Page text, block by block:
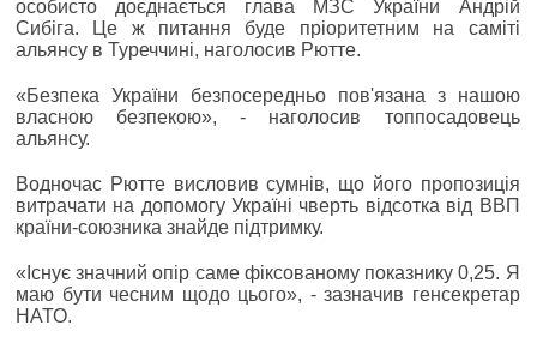
особисто доєднається глава МЗС України Андрій
Сибіга. Це ж питання буде пріоритетним на саміті
альянсу в Туреччині, наголосив Рютте.
«Безпека України безпосередньо пов'язана з нашою
власною безпекою», - наголосив топпосадовець
альянсу.
Водночас Рютте висловив сумнів, що його пропозиція
витрачати на допомогу Україні чверть відсотка від ВВП
країни-союзника знайде підтримку.
«Існує значний опір саме фіксованому показнику 0,25. Я
маю бути чесним щодо цього», - зазначив генсекретар
НАТО.